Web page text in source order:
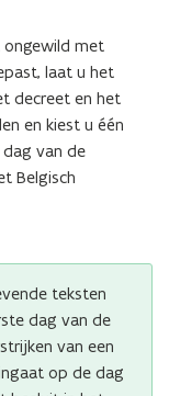
met
laat u het
decreet en het
en kiest u één
van de
Belgisch
teksten
dag van de
van een
op de dag